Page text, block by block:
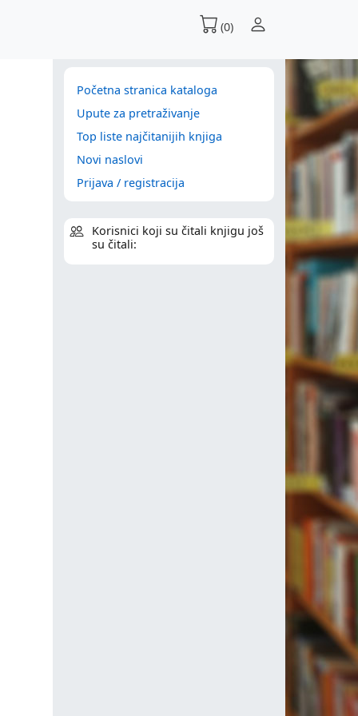
(0)
Početna stranica kataloga
Upute za pretraživanje
Top liste najčitanijih knjiga
Novi naslovi
Prijava / registracija
Korisnici koji su čitali knjigu još
su čitali: